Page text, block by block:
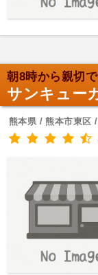
朝8時から親切で
サンキュー
熊本県 / 熊本市東区